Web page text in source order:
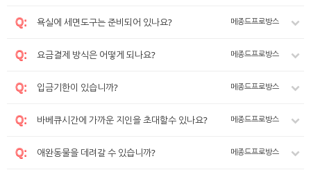
Q: 욕실에 세면도구는 준비되어 있나요? 메종드프로방스
Q: 요금결제 방식은 어떻게 되나요? 메종드프로방스
Q: 입금기한이 있습니까? 메종드프로방스
Q: 바베큐시간에 가까운 지인을 초대할수 있나요? 메종드프로방스
Q: 애완동물을 데려갈 수 있습니까? 메종드프로방스